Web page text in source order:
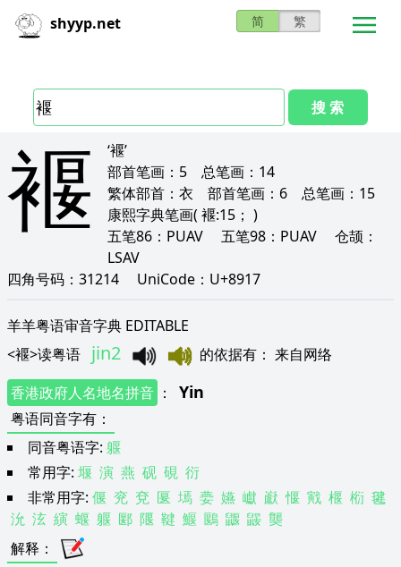
shyyp.net 简 繁
搜 索
褗
‘褗’
部首笔画： 5 总笔画： 14
繁体部首： 衣 部首笔画： 6 总笔画： 15
康熙字典笔画( 褗:15； )
五笔86： PUAV 五笔98： PUAV 仓颉：
LSAV
四角号码： 31214 UniCode： U+8917
羊羊粤语审音字典 EDITABLE
<褗>读粤语 jin2 的依据有 ： 来自网络
香港政府人名地名拼音 ： Yin
粤语同音字有 ：
同音粤语字: 躽
常用字: 堰 演 燕 砚 硯 衍
非常用字: 偃 兖 兗 匽 墕 嬊 嬿 巘 巚 愝 戭 椻 椼 毽
沇 泫 縯 蝘 躽 郾 隁 鞬 鰋 鶠 鼴 鼹 龑
解释 ：